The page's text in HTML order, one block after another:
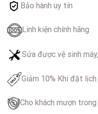
Bảo hành uy tín
Linh kiện chính hãng
Sửa được vệ sinh
Giảm 10% Khi đặt
Cho khách mượn